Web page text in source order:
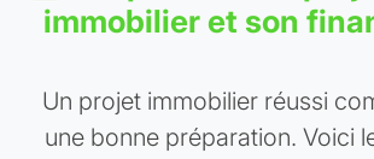
immobilier et son
Un projet immobilier réussi
une bonne préparation. Voici